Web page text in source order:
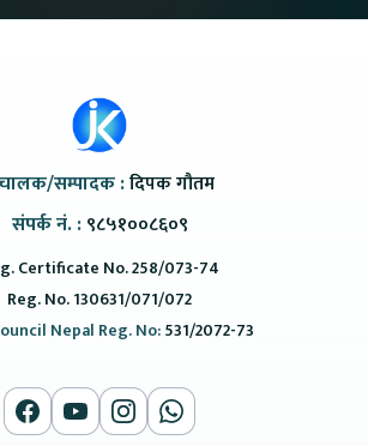
सम्पादक :दिपक गौतम
संपर्क नं. : ९८५१००८६०९
Certificate No. 258/073-74
Reg. No. 130631/071/072
Nepal Reg. No:531/2072-73